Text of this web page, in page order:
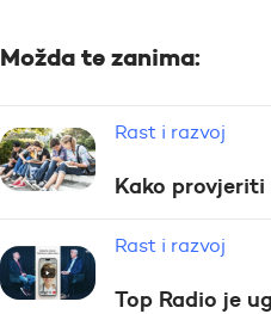
Možda te zanima:
Rast i razvoj
Kako
Rast i razvoj
Top Radio je